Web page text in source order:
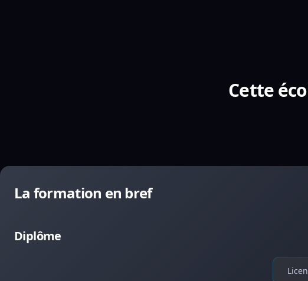
Cette
La formation en bref
Diplôme